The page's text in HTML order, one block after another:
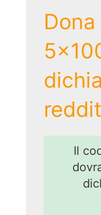
Il